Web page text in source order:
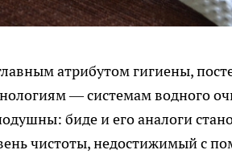
атрибутом гигиены,
— системам водного
биде и его аналоги
чистоты, недостижимый с